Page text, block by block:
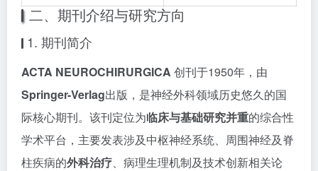
二、期刊介绍与研究方向
1. 期刊简介
ACTA NEUROCHIRURGICA 创刊于1950年，由
Springer-Verlag出版，是神经外科领域历史悠久的国
际核心期刊。该刊定位为临床与基础研究并重的综合性
学术平台，主要发表涉及中枢神经系统、周围神经及脊
柱疾病的外科治疗、病理生理机制及技术创新相关论